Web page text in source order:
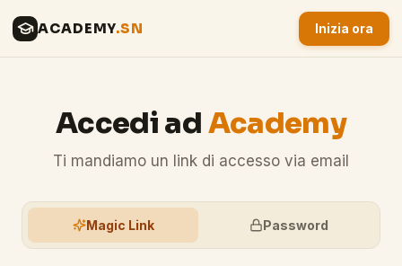
ACADEMY.SN Inizia ora
Accedi ad Academy
Ti mandiamo un link di accesso via email
Magic Link Password